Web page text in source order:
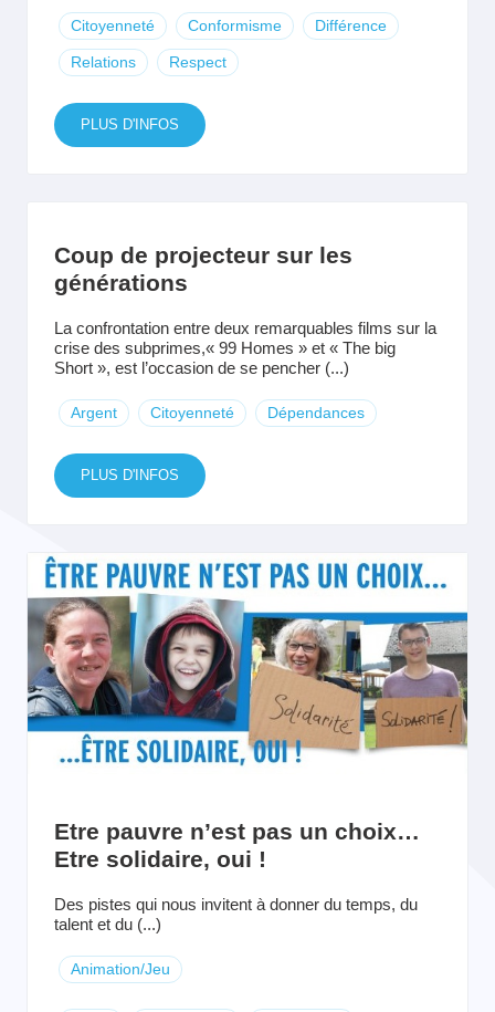
Citoyenneté Conformisme Différence
Relations Respect
PLUS D'INFOS
Coup de projecteur sur les
générations
La confrontation entre deux remarquables films sur la
crise des subprimes,« 99 Homes » et « The big
Short », est l’occasion de se pencher (...)
Argent Citoyenneté Dépendances
PLUS D'INFOS
Etre pauvre n’est pas un choix…
Etre solidaire, oui !
Des pistes qui nous invitent à donner du temps, du
talent et du (...)
Animation/Jeu